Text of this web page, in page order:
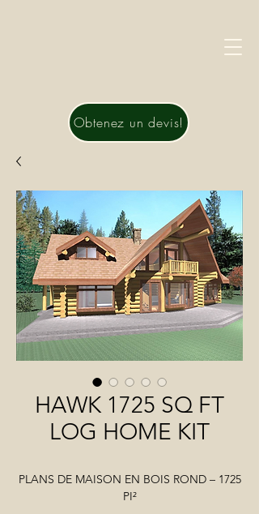
Obtenez un devis!
HAWK 1725 SQ FT
LOG HOME KIT
PLANS DE MAISON EN BOIS ROND – 1725
PI²